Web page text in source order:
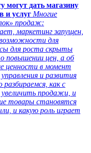
могут дать магазину
и услуг Многие
продаж:
маркетинг запущен,
для
для роста скрыты
повышении цен, а об
ценности в момент
и развития
разбираемся, как с
продажи, и
товары становятся
и какую роль играет